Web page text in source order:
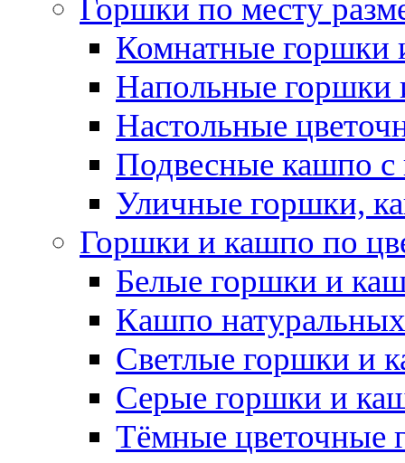
Горшки по месту
Комнатные горшки
Напольные горшки
Настольные
Подвесные кашпо с
Уличные горшки,
Горшки и кашпо по
Белые горшки и
Кашпо
Светлые горшки и
Серые горшки и
Тёмные цветочные